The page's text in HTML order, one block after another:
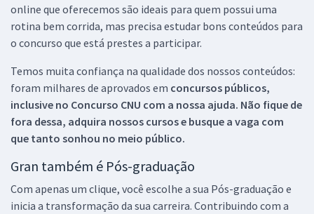
online que oferecemos são ideais para quem possui uma
rotina bem corrida, mas precisa estudar bons conteúdos para
o concurso que está prestes a participar.
Temos muita confiança na qualidade dos nossos conteúdos:
foram milhares de aprovados em concursos públicos,
inclusive no Concurso CNU com a nossa ajuda. Não fique de
fora dessa, adquira nossos cursos e busque a vaga com
que tanto sonhou no meio público.
Gran também é Pós-graduação
Com apenas um clique, você escolhe a sua Pós-graduação e
inicia a transformação da sua carreira. Contribuindo com a